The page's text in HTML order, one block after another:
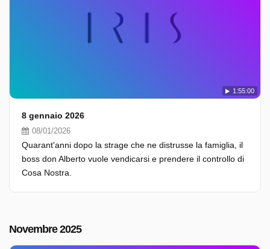
1:55:00
8 gennaio 2026
08/01/2026
Quarant'anni dopo la strage che ne distrusse la famiglia, il
boss don Alberto vuole vendicarsi e prendere il controllo di
Cosa Nostra.
Novembre 2025